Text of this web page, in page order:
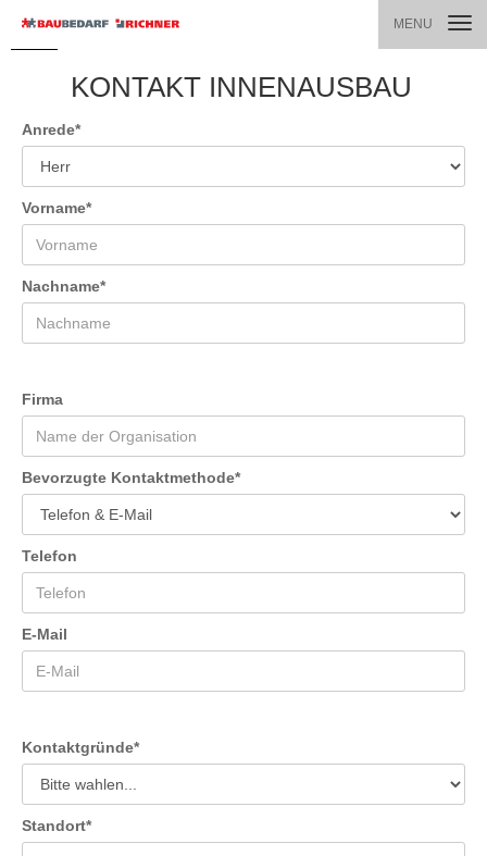
MENU
KONTAKT INNENAUSBAU
Anrede*
Vorname*
Nachname*
Firma
Bevorzugte Kontaktmethode*
Telefon
E-Mail
Kontaktgründe*
Standort*